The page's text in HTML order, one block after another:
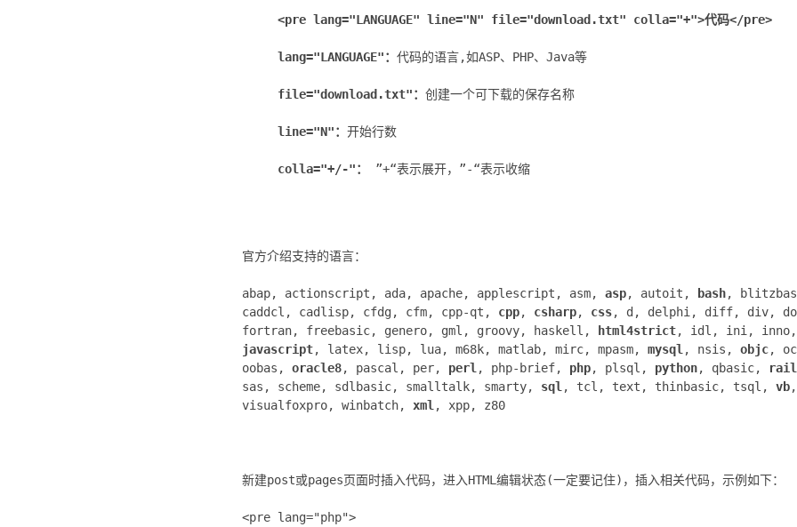
<pre lang="LANGUAGE" line="N" file="download.txt" colla="+">代码</pre>
lang="LANGUAGE"： 代码的语言,如ASP、PHP、Java等
file="download.txt"： 创建一个可下载的保存名称
line="N"： 开始行数
colla="+/-"： ”+“表示展开，”-“表示收缩
官方介绍支持的语言：
abap, actionscript, ada, apache, applescript, asm, asp, autoit, bash,
caddcl, cadlisp, cfdg, cfm, cpp-qt, cpp, csharp, css, d, delphi, diff, div,
fortran, freebasic, genero, gml, groovy, haskell,
html4strict, idl, ini,
javascript, latex, lisp, lua, m68k, matlab, mirc, mpasm, mysql , nsis, objc,
oobas, oracle8, pascal, per, perl , php-brief, php, plsql, python, qbasic,
sas, scheme, sdlbasic, smalltalk, smarty, sql , tcl, text, thinbasic, tsql, vb,
visualfoxpro, winbatch, xml , xpp, z80
新建post或pages页面时插入代码，进入HTML编辑状态(一定要记住)，插入相关代码，示例如下：
<pre lang="php">